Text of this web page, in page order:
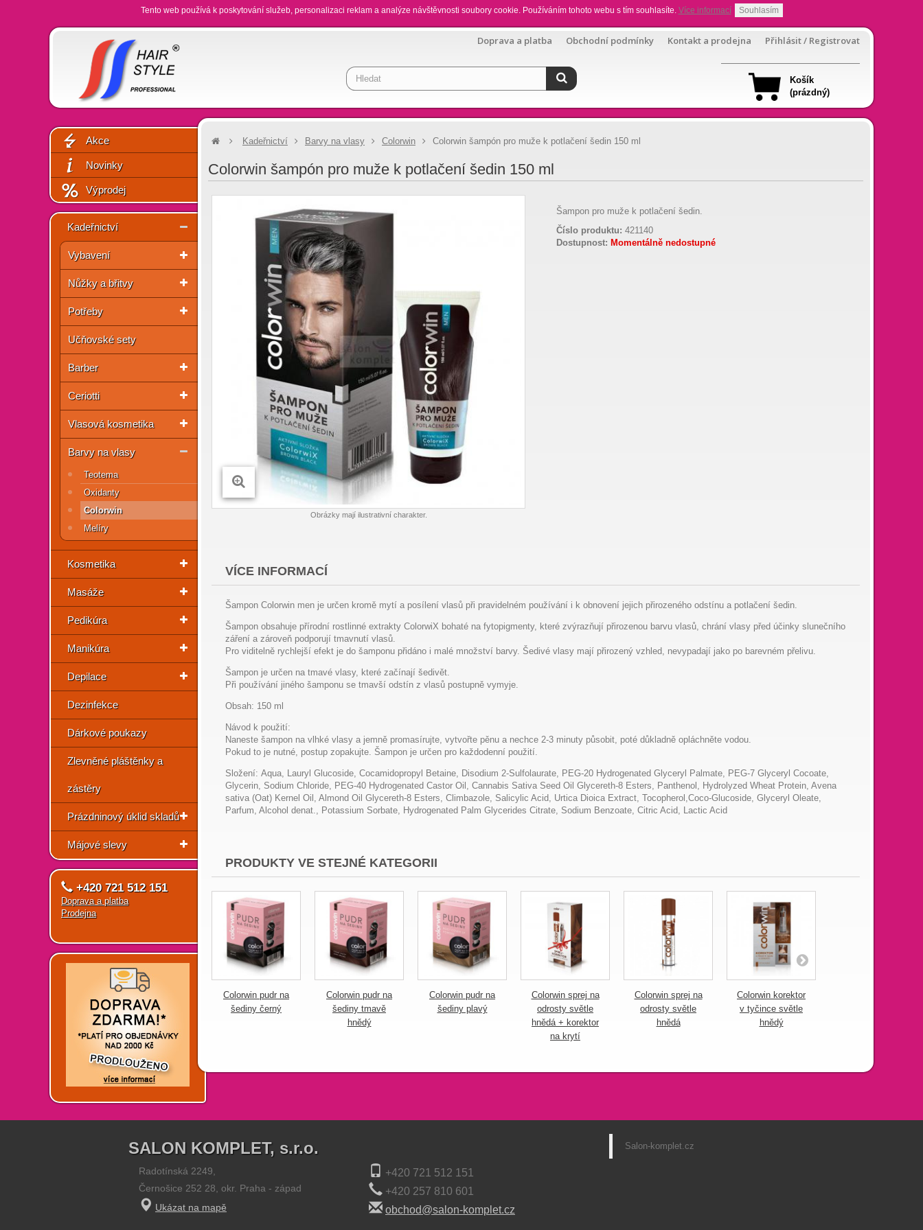
Tento web používá k poskytování služeb, personalizaci reklam a analýze návštěvnosti soubory cookie. Používáním tohoto webu s tím souhlasíte. Více informací Souhlasím
Doprava a platba Obchodní podmínky Kontakt a prodejna Přihlásit / Registrovat
Košík
(prázdný)
Akce
Novinky
Výprodej
Kadeřnictví
Vybavení
Nůžky a břitvy
Potřeby
Učňovské sety
Barber
Ceriotti
Vlasová kosmetika
Barvy na vlasy
Teotema
Oxidanty
Colorwin
Melíry
Kosmetika
Masáže
Pedikúra
Manikúra
Depilace
Dezinfekce
Dárkové poukazy
Zlevněné pláštěnky a
zástěry
Prázdninový úklid skladů
Májové slevy
+420 721 512 151
Doprava a platba
Prodejna
Kadeřnictví Barvy na vlasy Colorwin Colorwin šampón pro muže k potlačení šedin 150 ml
Colorwin šampón pro muže k potlačení šedin 150 ml
Obrázky mají ilustrativní charakter.
Šampon pro muže k potlačení šedin.
Číslo produktu: 421140
Dostupnost: Momentálně nedostupné
VÍCE INFORMACÍ
Šampon Colorwin men je určen kromě mytí a posílení vlasů při pravidelném používání i k obnovení jejich přirozeného odstínu a potlačení šedin.
Šampon obsahuje přírodní rostlinné extrakty ColorwiX bohaté na fytopigmenty, které zvýrazňují přirozenou barvu vlasů, chrání vlasy před účinky slunečního
záření a zároveň podporují tmavnutí vlasů.
Pro viditelně rychlejší efekt je do šamponu přidáno i malé množství barvy. Šedivé vlasy mají přirozený vzhled, nevypadají jako po barevném přelivu.
Šampon je určen na tmavé vlasy, které začínají šedivět.
Při používání jiného šamponu se tmavší odstín z vlasů postupně vymyje.
Obsah: 150 ml
Návod k použití:
Naneste šampon na vlhké vlasy a jemně promasírujte, vytvořte pěnu a nechce 2-3 minuty působit, poté důkladně opláchněte vodou.
Pokud to je nutné, postup zopakujte. Šampon je určen pro každodenní použití.
Složení: Aqua, Lauryl Glucoside, Cocamidopropyl Betaine, Disodium 2-Sulfolaurate, PEG-20 Hydrogenated Glyceryl Palmate, PEG-7 Glyceryl Cocoate,
Glycerin, Sodium Chloride, PEG-40 Hydrogenated Castor Oil, Cannabis Sativa Seed Oil Glycereth-8 Esters, Panthenol, Hydrolyzed Wheat Protein, Avena
sativa (Oat) Kernel Oil, Almond Oil Glycereth-8 Esters, Climbazole, Salicylic Acid, Urtica Dioica Extract, Tocopherol,Coco-Glucoside, Glyceryl Oleate,
Parfum, Alcohol denat., Potassium Sorbate, Hydrogenated Palm Glycerides Citrate, Sodium Benzoate, Citric Acid, Lactic Acid
PRODUKTY VE STEJNÉ KATEGORII
Colorwin pudr na
šediny černý
Colorwin pudr na
šediny tmavě
hnědý
Colorwin pudr na
šediny plavý
Colorwin sprej na
odrosty světle
hnědá + korektor
na krytí
Colorwin sprej na
odrosty světle
hnědá
Colorwin korektor
v tyčince světle
hnědý
SALON KOMPLET, s.r.o.
Radotínská 2249,
Černošice 252 28, okr. Praha - západ
Ukázat na mapě
+420 721 512 151
+420 257 810 601
obchod@salon-komplet.cz
Salon-komplet.cz